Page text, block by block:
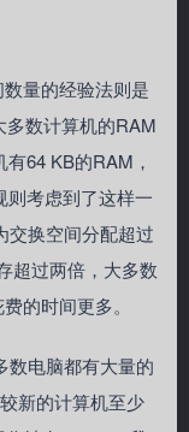
量的经验法则是
数计算机的RAM
64 KB的RAM，
则考虑到了这样一
交换空间分配超过
超过两倍，大多数
的时间更多。
数电脑都有大量的
新的计算机至少